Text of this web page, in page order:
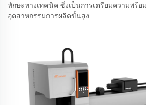
ทักษะทางเทคนิค ซึ่งเป็นการเตรียมความพร้
อุตสาหกรรมการผลิตขั้นสูง